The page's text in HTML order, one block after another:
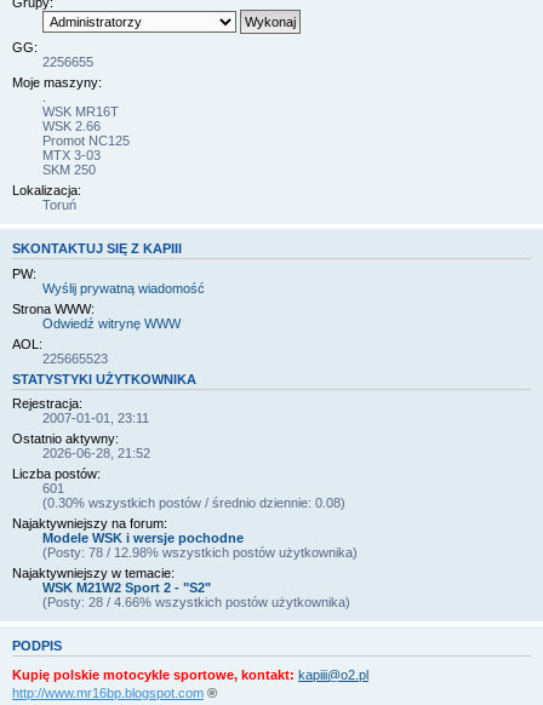
GG:
2256655
Moje maszyny:
WSK MR16T
WSK 2.66
Promot NC125
MTX 3-03
SKM 250
Lokalizacja:
Toruń
SKONTAKTUJ SIĘ Z KAPIII
PW:
Wyślij prywatną wiadomość
Strona WWW:
Odwiedź witrynę WWW
AOL:
225665523
STATYSTYKI UŻYTKOWNIKA
Rejestracja:
2007-01-01, 23:11
Ostatnio aktywny:
2026-06-28, 21:52
Liczba postów:
601
(0.30% wszystkich postów / średnio dziennie: 0.08)
Najaktywniejszy na forum:
Modele WSK i wersje pochodne
(Posty: 78 / 12.98% wszystkich postów użytkownika)
Najaktywniejszy w temacie:
WSK M21W2 Sport 2 - "S2"
(Posty: 28 / 4.66% wszystkich postów użytkownika)
PODPIS
Kupię polskie motocykle sportowe, kontakt: kapiii@o2.pl
http://www.mr16bp.blogspot.com ®